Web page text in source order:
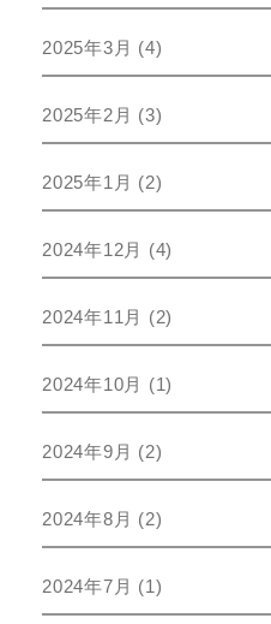
2025年3月 (4)
2025年2月 (3)
2025年1月 (2)
2024年12月 (4)
2024年11月 (2)
2024年10月 (1)
2024年9月 (2)
2024年8月 (2)
2024年7月 (1)